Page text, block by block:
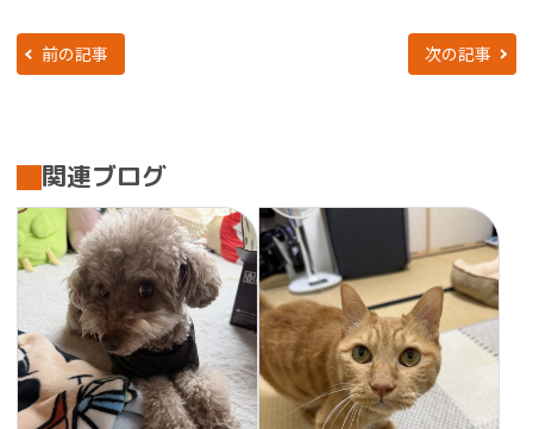
前の記事 次の記事
関連ブログ